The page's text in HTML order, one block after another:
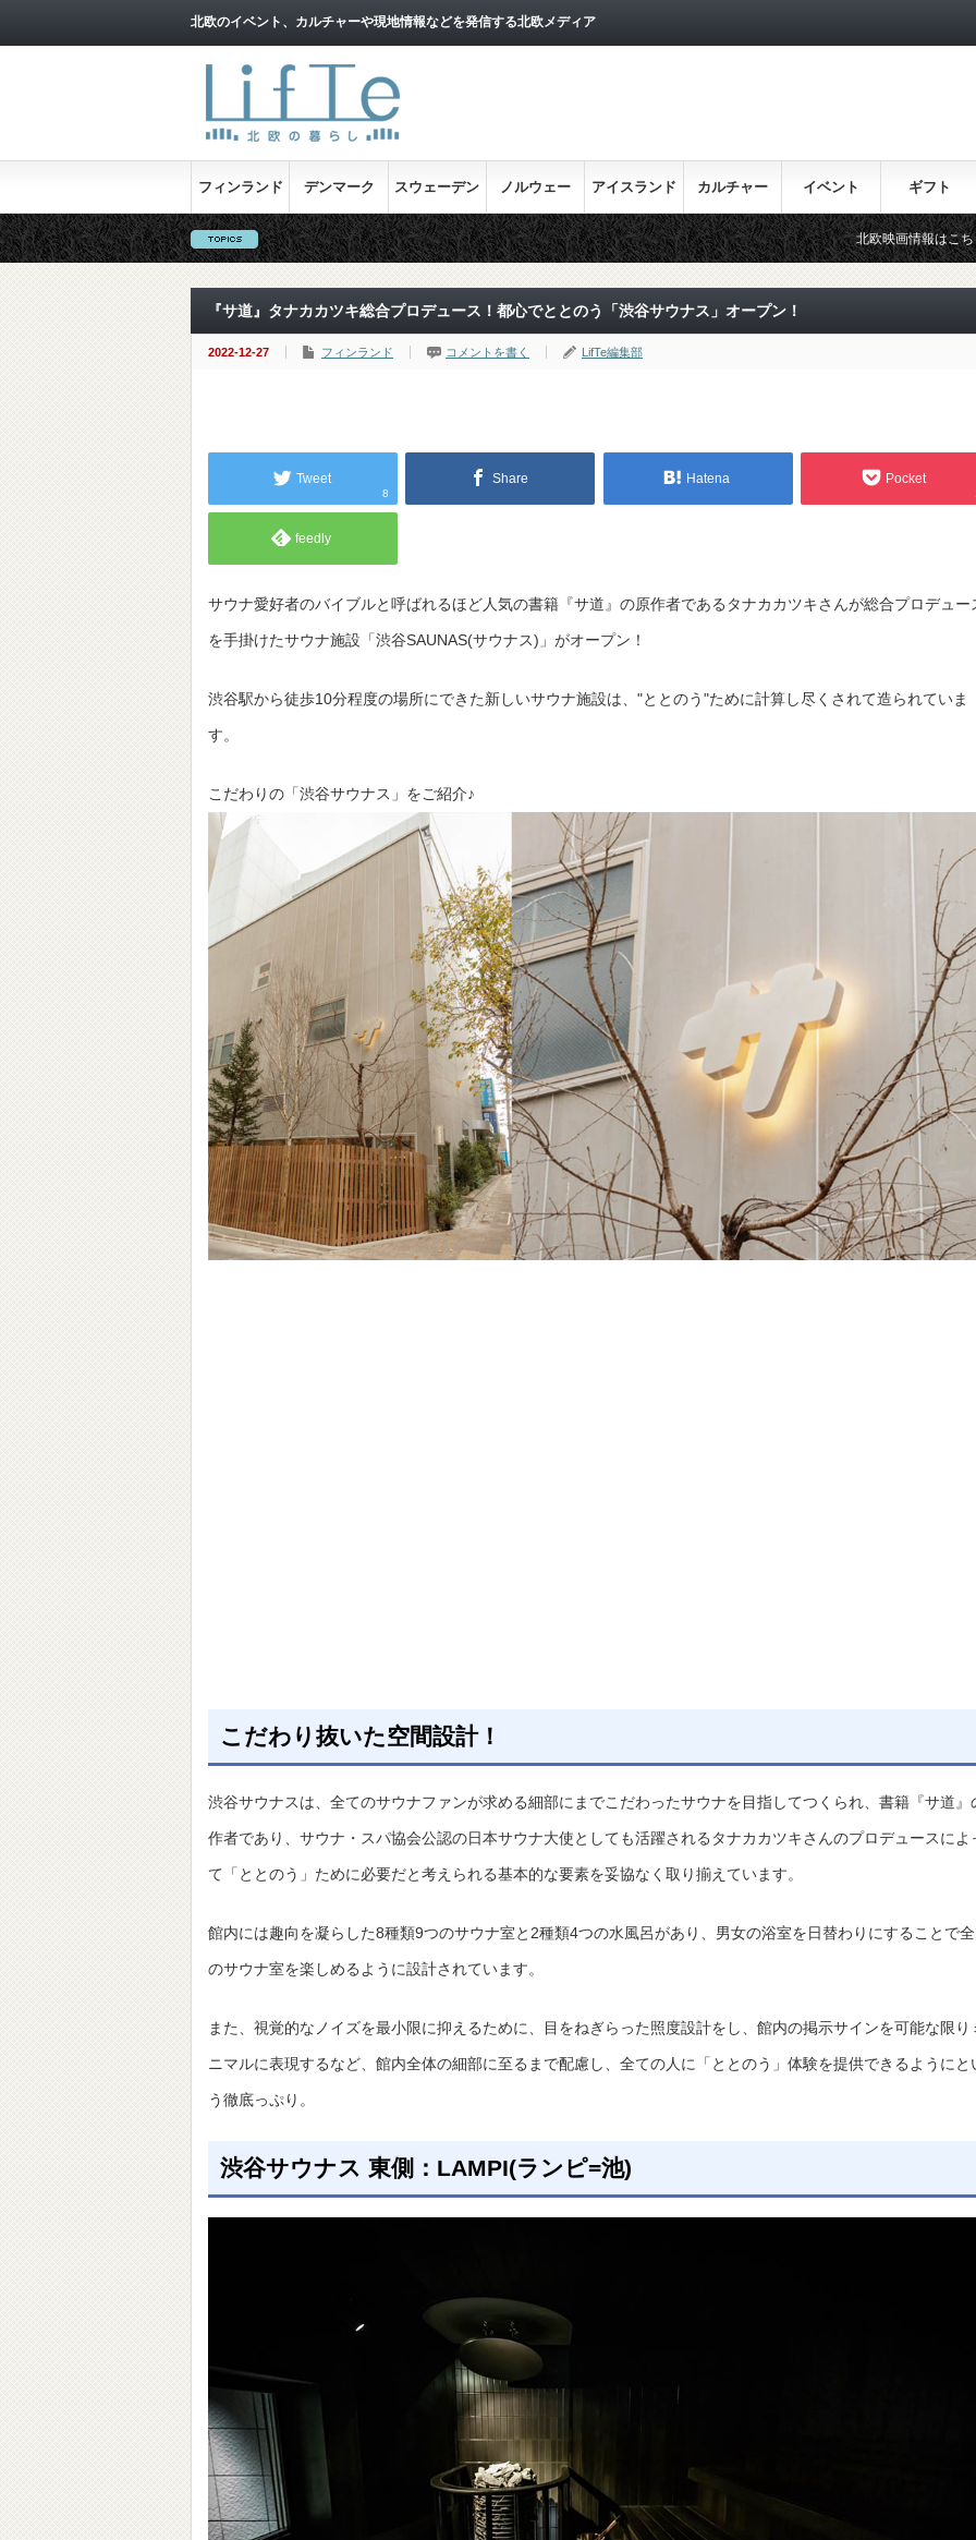
北欧のイベント、カルチャーや現地情報などを発信する北欧メディア
フィンランド デンマーク スウェーデン ノルウェー アイスランド カルチャー イベント ギフト
北欧映画情報はこちら♪
『サ道』タナカカツキ総合プロデュース！都心でととのう「渋谷サウナス」オープン！
2022-12-27 フィンランド コメントを書く LifTe編集部
Tweet
8
Share Hatena Pocket
feedly
サウナ愛好者のバイブルと呼ばれるほど⼈気の書籍『サ道』の原作者であるタナカカツキさんが総合プロデュー
を手掛けたサウナ施設「渋谷SAUNAS(サウナス)」がオープン！
渋谷駅から徒歩10分程度の場所にできた新しいサウナ施設は、"ととのう"ために計算し尽くされて造られていま
す。
こだわりの「渋谷サウナス」をご紹介♪
こだわり抜いた空間設計！
渋谷サウナスは、全てのサウナファンが求める細部にまでこだわったサウナを目指してつくられ、書籍『サ道』
作者であり、サウナ・スパ協会公認の日本サウナ大使としても活躍されるタナカカツキさんのプロデュースによ
て「ととのう」ために必要だと考えられる基本的な要素を妥協なく取り揃えています。
館内には趣向を凝らした8種類9つのサウナ室と2種類4つの水風呂があり、男女の浴室を日替わりにすることで
のサウナ室を楽しめるように設計されています。
また、視覚的なノイズを最小限に抑えるために、目をねぎらった照度設計をし、館内の掲示サインを可能な限り
ニマルに表現するなど、館内全体の細部に至るまで配慮し、全ての人に「ととのう」体験を提供できるようにと
う徹底っぷり。
渋谷サウナス 東側：LAMPI(ランピ=池)